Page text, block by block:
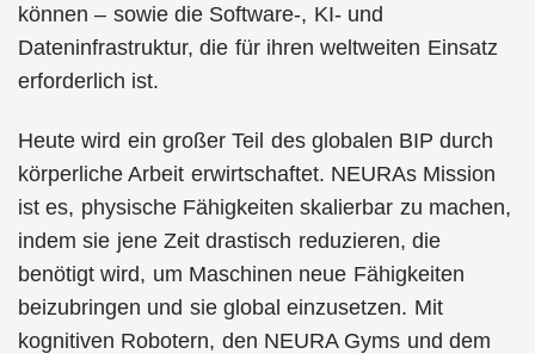
können – sowie die Software-, KI- und
Dateninfrastruktur, die für ihren weltweiten Einsatz
erforderlich ist.
Heute wird ein großer Teil des globalen BIP durch
körperliche Arbeit erwirtschaftet. NEURAs Mission
ist es, physische Fähigkeiten skalierbar zu machen,
indem sie jene Zeit drastisch reduzieren, die
benötigt wird, um Maschinen neue Fähigkeiten
beizubringen und sie global einzusetzen. Mit
kognitiven Robotern, den NEURA Gyms und dem